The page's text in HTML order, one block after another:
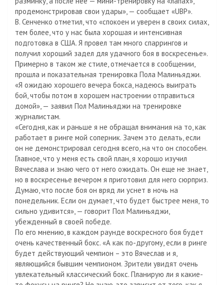
продемонстрировав свои удары», — сообщает «UBP».
В. Сенченко отметил, что «спокоен и уверен в своих силах,
тем более, что у нас была хорошая и интенсивная
подготовка в США. Я провел там много спаррингов и
получил хороший задел для удачного боя в воскресенье».
Примерно в таком же стиле, отмечается в сообщении,
прошла и показательная тренировка Пола Малиньяджи.
«Я ожидаю хорошего вечера бокса, надеюсь выиграть
бой, чтобы потом в хорошем настроении отправиться
домой», — заявил Пол Малиньяджи на тренировке
журналистам.
«Сегодня, как и раньше я не обращал внимания на то, как
работает в ринге мой соперник. Зачем это делать, если
он не демонстрировал сегодня всего, на что он способен.
Главное, что у меня есть свой план, я хорошо изучил
Вячеслава и знаю чего от него ожидать. Он еще не знает,
но в воскресенье вечером я приготовил для него сюрприз.
Думаю, что после боя он вряд ли уснет в ночь на
понедельник. Если он думает, что будет быстрее меня, то
сильно удивится», — говорит Пол Малиньяджи,
убежденный в своей победе.
По его мнению, в каждом раунде воскресного боя будет
очень качественный бокс. «А как по-другому, если в ринге
будет действующий чемпион – это Вячеслав и я,
являющийся бывшим чемпионом. Зрители увидят очень
увлекательный классический бокс. Планирую ли я какие-